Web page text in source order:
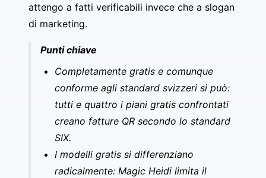
attengo a fatti verificabili invece che a slogan
di marketing.
Punti chiave
Completamente gratis e comunque
conforme agli standard svizzeri si può:
tutti e quattro i piani gratis confrontati
creano fatture QR secondo lo standard
SIX.
I modelli gratis si differenziano
radicalmente: Magic Heidi limita il